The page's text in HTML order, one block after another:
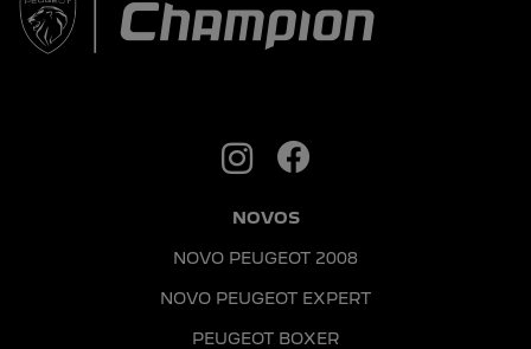
NOVOS
NOVO PEUGEOT 2008
NOVO PEUGEOT EXPERT
PEUGEOT BOXER